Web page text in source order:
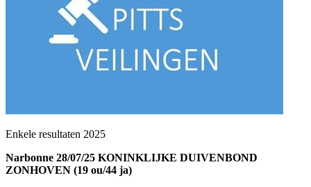
Enkele resultaten 2025
Narbonne 28/07/25 KONINKLIJKE DUIVENBOND
ZONHOVEN (19 ou/44 ja)